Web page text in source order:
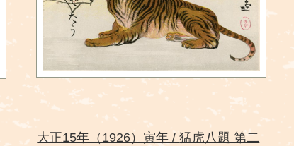
大正15年（1926）寅年
猛虎八題 第二